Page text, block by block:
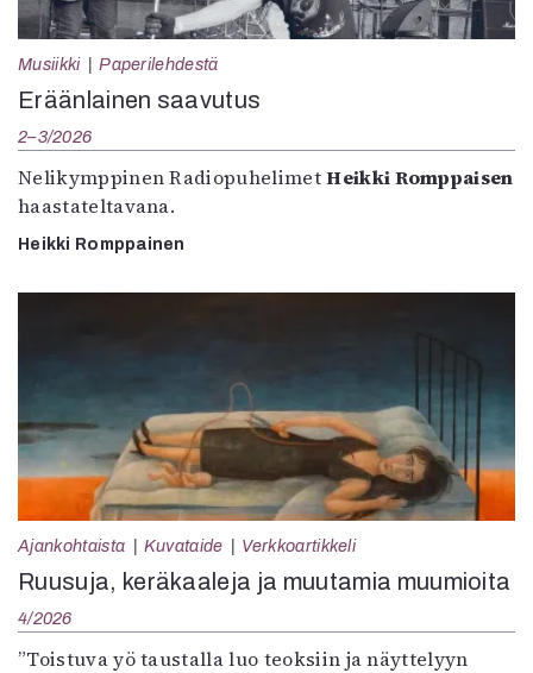
Musiikki Paperilehdestä
Eräänlainen saavutus
2–3/2026
Nelikymppinen RadiopuhelimetHeikki Romppaisen
haastateltavana.
Heikki Romppainen
Ajankohtaista Kuvataide Verkkoartikkeli
Ruusuja, keräkaaleja ja muutamia muumioita
4/2026
”Toistuva yö taustalla luo teoksiin ja näyttelyyn